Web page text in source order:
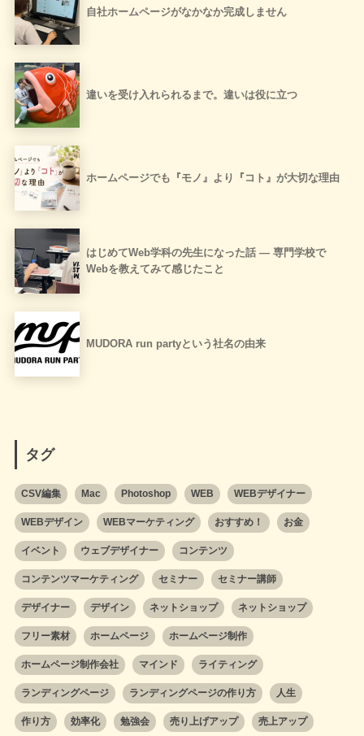
自社ホームページがなかなか完成しません
違いを受け入れられるまで。違いは役に立つ
ホームページでも『モノ』より『コト』が大切な理由
はじめてWeb学科の先生になった話 ― 専門学校で
Webを教えてみて感じたこと
MUDORA run partyという社名の由来
タグ
CSV編集 Mac Photoshop WEB WEBデザイナー
WEBデザイン WEBマーケティング おすすめ！ お金
イベント ウェブデザイナー コンテンツ
コンテンツマーケティング セミナー セミナー講師
デザイナー デザイン ネットショップ ネットショップ
フリー素材 ホームページ ホームページ制作
ホームページ制作会社 マインド ライティング
ランディングページ ランディングページの作り方 人生
作り方 効率化 勉強会 売り上げアップ 売上アップ